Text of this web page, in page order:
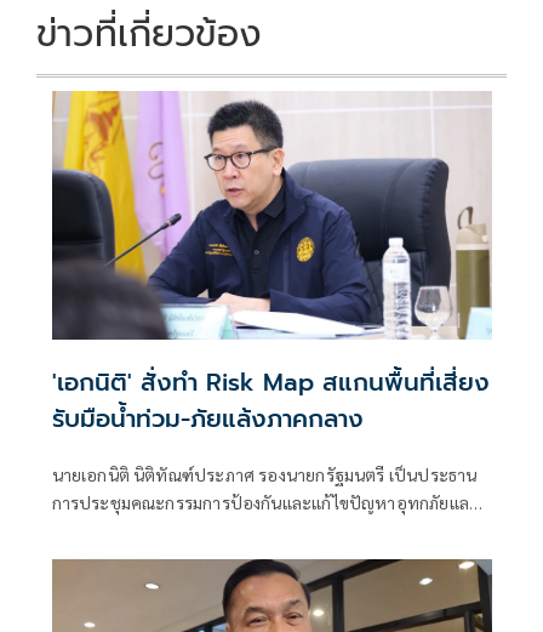
ข่าวที่เกี่ยวข้อง
'เอกนิติ' สั่งทำ Risk Map สแกนพื้นที่เสี่ยง
รับมือน้ำท่วม-ภัยแล้งภาคกลาง
นายเอกนิติ นิติทัณฑ์ประภาศ รองนายกรัฐมนตรี เป็นประธาน
การประชุมคณะกรรมการป้องกันและแก้ไขปัญหาอุทกภัยและ